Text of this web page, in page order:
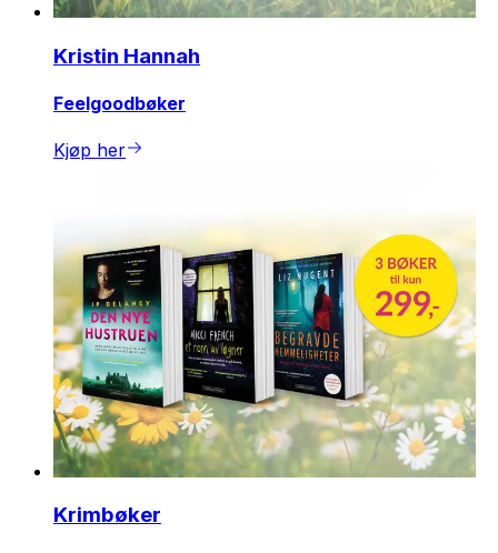
Kristin Hannah
Feelgoodbøker
Kjøp her
Krimbøker